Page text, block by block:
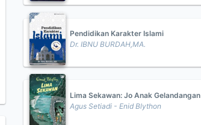
Pendidikan Karakter Islami
Dr. IBNU BURDAH,MA.
Lima Sekawan: Jo Anak Gelandangan
Agus Setiadi - Enid Blython